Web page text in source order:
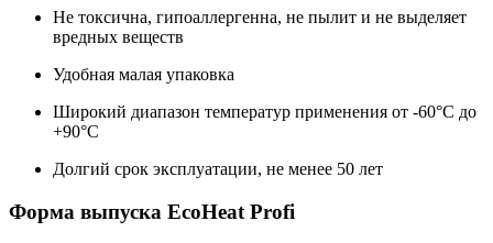
Не токсична, гипоаллергенна, не пылит и не выделяет
вредных веществ
Удобная малая упаковка
Широкий диапазон температур применения от -60°С до
+90°С
Долгий срок эксплуатации, не менее 50 лет
Форма выпуска EcoHeat Profi